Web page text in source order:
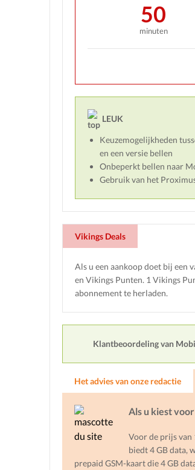
50
minuten
LEUK
Keuzemogelijkheden
en een versie bellen
Onbeperkt bellen naar
Gebruik van het
Vikings Deals
Als u een aankoop doet bij een
en Vikings Punten. 1 Vikings
abonnement te herladen.
Klantbeoordeling van
Het advies van onze redactie
Als u kiest
Voor de prijs van
biedt 4 GB data,
prepaid GSM-kaart die 4 GB